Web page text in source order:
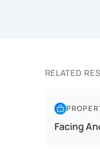
RELATED
Facing